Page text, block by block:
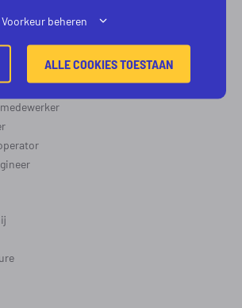
–vapro
Voorkeur beheren
ALLE COOKIES TOESTAAN